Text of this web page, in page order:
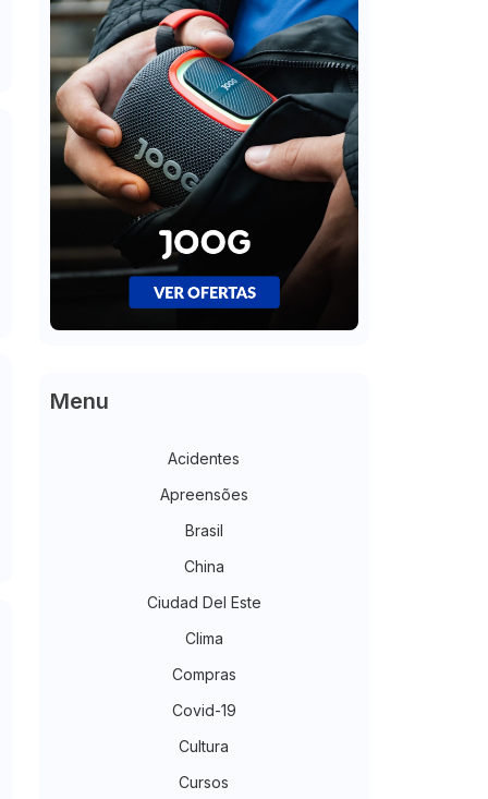
Menu
Acidentes
Apreensões
Brasil
China
Ciudad Del Este
Clima
Compras
Covid-19
Cultura
Cursos